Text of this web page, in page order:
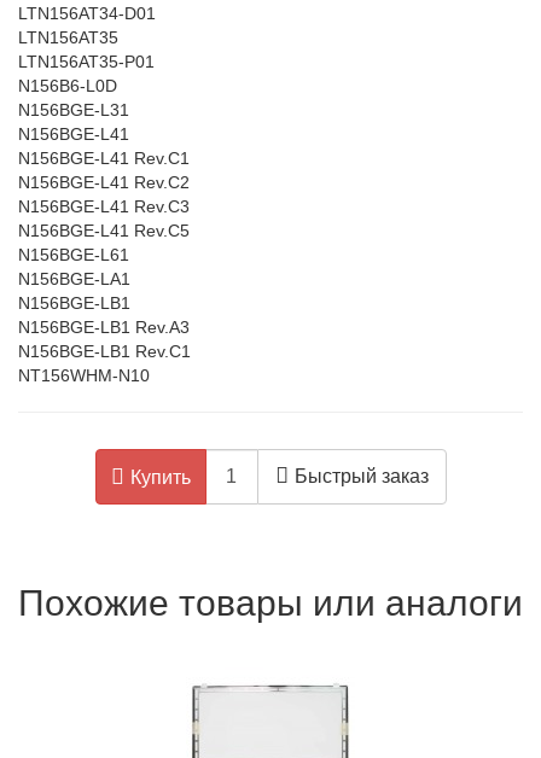
LTN156AT34-D01
LTN156AT35
LTN156AT35-P01
N156B6-L0D
N156BGE-L31
N156BGE-L41
N156BGE-L41 Rev.C1
N156BGE-L41 Rev.C2
N156BGE-L41 Rev.C3
N156BGE-L41 Rev.C5
N156BGE-L61
N156BGE-LA1
N156BGE-LB1
N156BGE-LB1 Rev.A3
N156BGE-LB1 Rev.C1
NT156WHM-N10
Купить Быстрый заказ
Похожие товары или аналоги